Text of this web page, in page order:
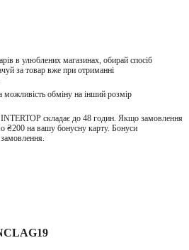
в улюблених магазинах, обирай спосіб
за товар вже при отриманні
можливість обміну на інший розмір
INTERTOP складає до 48 годин. Якщо замовлення
₴200 на вашу бонусну карту. Бонуси